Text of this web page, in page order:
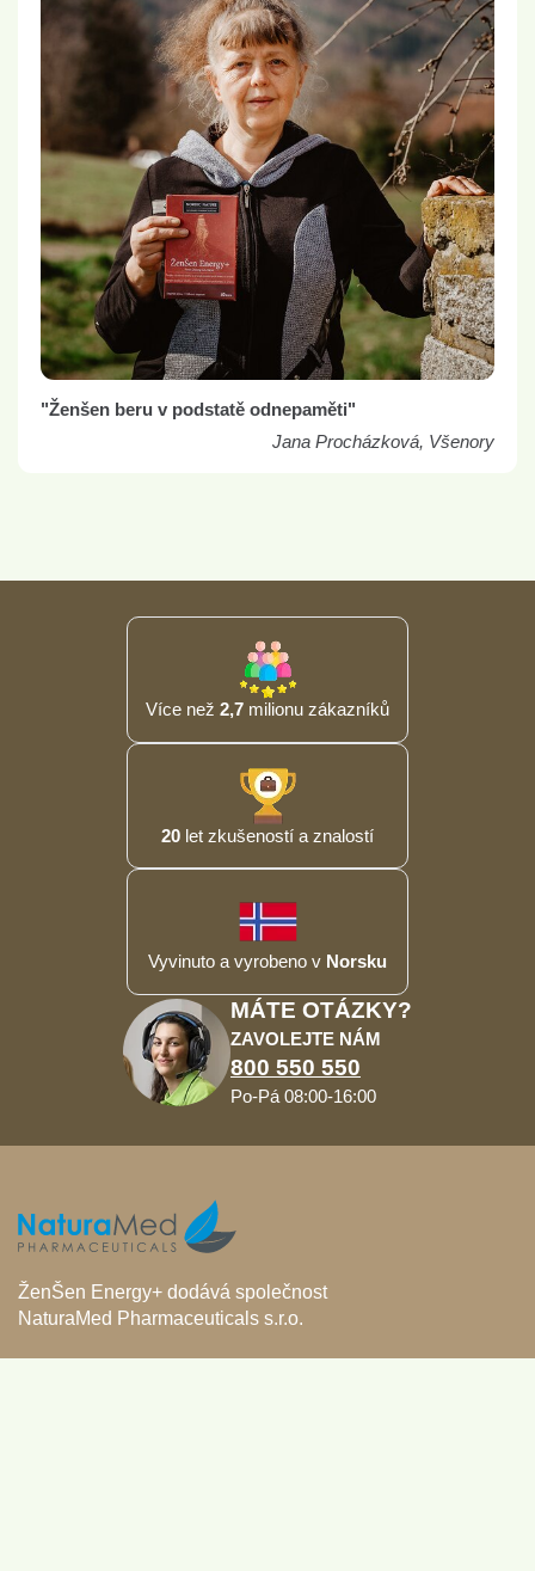
"Ženšen beru v podstatě odnepaměti"
Jana Procházková, Všenory
Více než 2,7 milionu zákazníků
20 let zkušeností a znalostí
Vyvinuto a vyrobeno v Norsku
MÁTE OTÁZKY?
ZAVOLEJTE NÁM
800 550 550
Po-Pá 08:00-16:00
ŽenŠen Energy+ dodává společnost
NaturaMed Pharmaceuticals s.r.o.